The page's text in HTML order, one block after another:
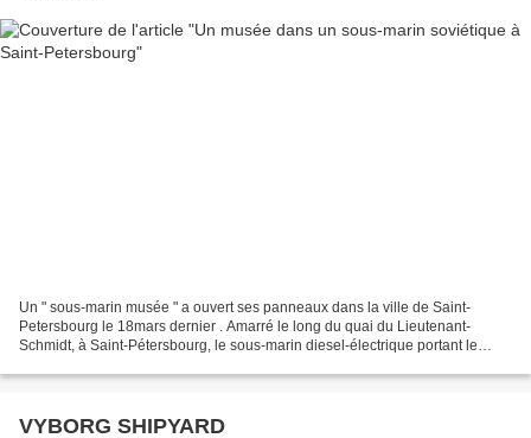
Un " sous-marin musée " a ouvert ses panneaux dans la ville de Saint-
Petersbourg le 18mars dernier . Amarré le long du quai du Lieutenant-
Schmidt, à Saint-Pétersbourg, le sous-marin diesel-électrique portant le
VYBORG SHIPYARD